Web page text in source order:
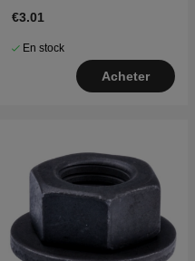
€3.01
En stock
Acheter